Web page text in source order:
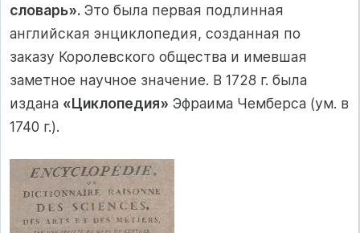
словарь». Это была первая подлинная
английская энциклопедия, созданная по
заказу Королевского общества и имевшая
заметное научное значение. В 1728 г. была
издана «Циклопедия» Эфраима Чемберса (ум. в
1740 г.).